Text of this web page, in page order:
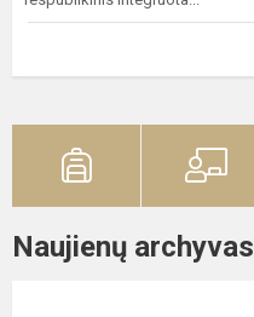
Naujienų archyvas